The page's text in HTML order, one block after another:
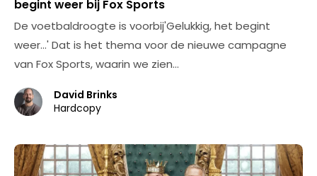
begint weer bij Fox Sports
De voetbaldroogte is voorbij'Gelukkig, het begint
weer...' Dat is het thema voor de nieuwe campagne
van Fox Sports, waarin we zien…
David Brinks
Hardcopy